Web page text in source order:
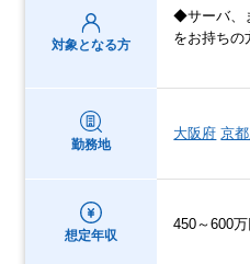
対象となる方
◆サーバ、
をお持ちの
勤務地
大阪府 京
想定年収
450～600万